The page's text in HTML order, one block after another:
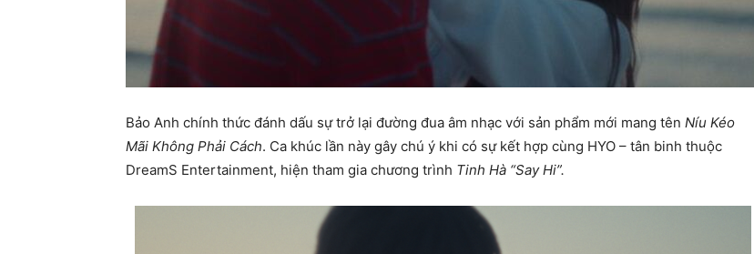
Bảo Anh chính thức đánh dấu sự trở lại đường đua âm nhạc với sản phẩm mới mang tên Níu Kéo
Mãi Không Phải Cách. Ca khúc lần này gây chú ý khi có sự kết hợp cùng HYO – tân binh thuộc
DreamS Entertainment, hiện tham gia chương trình Tinh Hà “Say Hi”.